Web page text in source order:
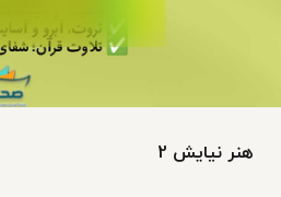
هنر نیایش 2